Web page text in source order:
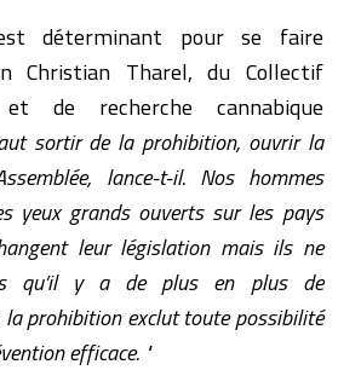
déterminant pour se faire
Christian Tharel, du Collectif
et de recherche cannabique
sortir de la prohibition, ouvrir la
lance-t-il. Nos hommes
yeux grands ouverts sur les pays
leur législation mais ils ne
qu’il y a de plus en plus de
la prohibition exclut toute possibilité
efficace. "